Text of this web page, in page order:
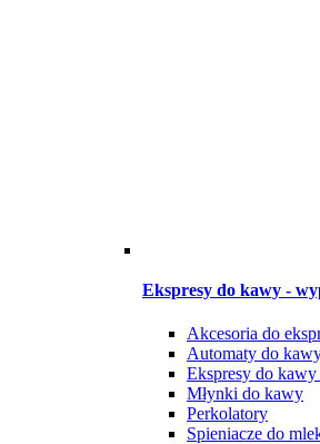
Ekspresy do kawy -
Akcesoria do
Automaty do
Ekspresy do
Młynki do kawy
Perkolatory
Spieniacze do